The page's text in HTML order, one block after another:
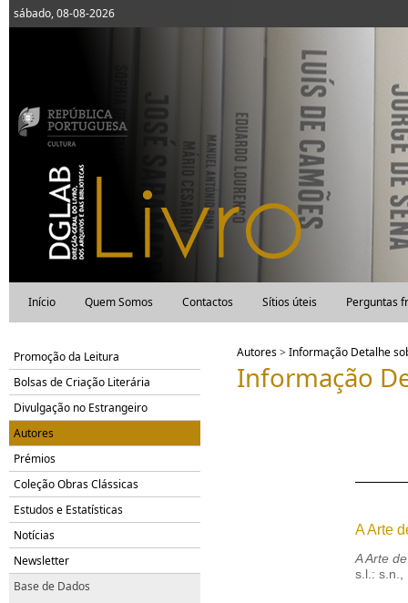
sábado, 08-08-2026
Início Quem Somos Contactos Sítios úteis Perguntas
Promoção da Leitura
Bolsas de Criação Literária
Divulgação no Estrangeiro
Autores
Prémios
Coleção Obras Clássicas
Estudos e Estatísticas
Notícias
Newsletter
Base de Dados
Autores>Informação Detalhe
Informação
A Arte
A Arte
s.l.: s.n.,